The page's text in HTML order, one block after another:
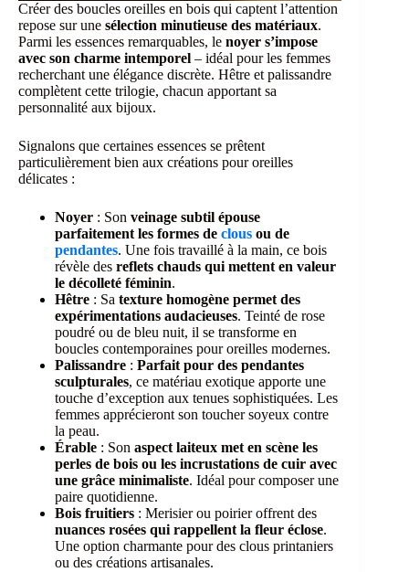
Créer des boucles oreilles en bois qui captent l’attention
repose sur une sélection minutieuse des matériaux.
Parmi les essences remarquables, le noyer s’impose
avec son charme intemporel – idéal pour les femmes
recherchant une élégance discrète. Hêtre et palissandre
complètent cette trilogie, chacun apportant sa
personnalité aux bijoux.
Signalons que certaines essences se prêtent
particulièrement bien aux créations pour oreilles
délicates :
Noyer : Son veinage subtil épouse
parfaitement les formes de clous ou de
pendantes. Une fois travaillé à la main, ce bois
révèle des reflets chauds qui mettent en valeur
le décolleté féminin.
Hêtre : Sa texture homogène permet des
expérimentations audacieuses. Teinté de rose
poudré ou de bleu nuit, il se transforme en
boucles contemporaines pour oreilles modernes.
Palissandre : Parfait pour des pendantes
sculpturales, ce matériau exotique apporte une
touche d’exception aux tenues sophistiquées. Les
femmes apprécieront son toucher soyeux contre
la peau.
Érable : Son aspect laiteux met en scène les
perles de bois ou les incrustations de cuir avec
une grâce minimaliste. Idéal pour composer une
paire quotidienne.
Bois fruitiers : Merisier ou poirier offrent des
nuances rosées qui rappellent la fleur éclose.
Une option charmante pour des clous printaniers
ou des créations artisanales.